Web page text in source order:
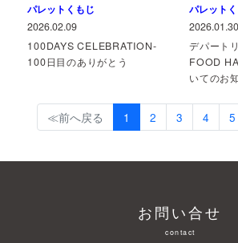
パレットくもじ
2026.02.09
100DAYS CELEBRATION-
100日目のありがとう
パレット
2026.01.30
デパート
FOOD
いてのお
≪前へ戻る 1 2 3 4 5
お問い合せ
contact